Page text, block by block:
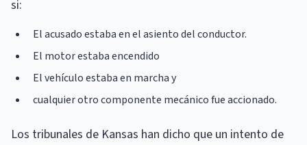
si:
El acusado estaba en el asiento del conductor.
El motor estaba encendido
El vehículo estaba en marcha y
cualquier otro componente mecánico fue accionado.
Los tribunales de Kansas han dicho que un intento de